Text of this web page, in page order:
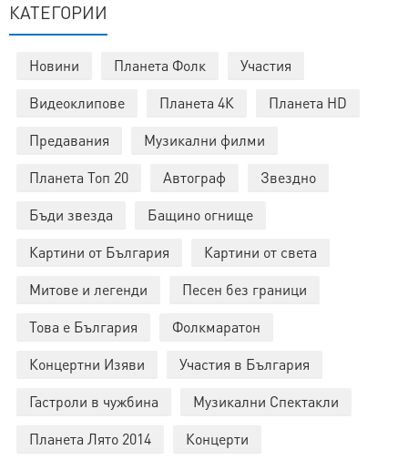
КАТЕГОРИИ
Новини Планета Фолк
Участия
Видеоклипове
Планета 4К
Планета HD
Предавания
Музикални филми
Планета Топ 20
Автограф
Звездно
Бъди звезда
Бащино огнище
Картини от България
Картини от света
Митове и легенди
Песен без граници
Това е България
Фолкмаратон
Концертни Изяви
Участия в България
Гастроли в чужбина
Музикални Спектакли
Планета Лято 2014
Концерти